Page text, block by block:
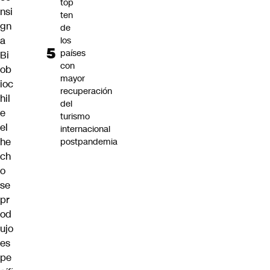
nsi
gn
a
Bi
ob
ioc
hil
e
el
he
ch
o
se
pr
od
ujo
es
pe
top
ten
de
los
países
con
mayor
recuperación
del
turismo
internacional
postpandemia